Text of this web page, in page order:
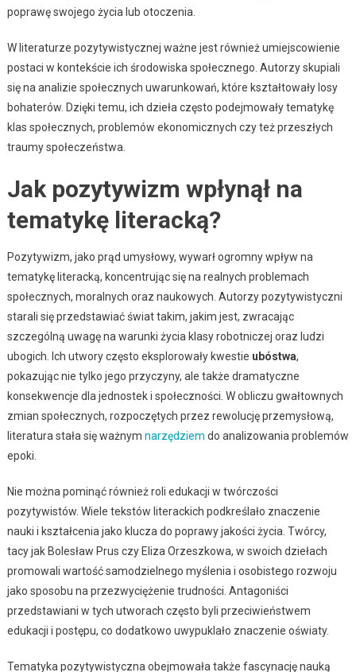
poprawę swojego życia lub otoczenia.
W literaturze pozytywistycznej ważne jest również umiejscowienie
postaci w kontekście ich środowiska społecznego. Autorzy skupiali
się na analizie społecznych uwarunkowań, które kształtowały losy
bohaterów. Dzięki temu, ich dzieła często podejmowały tematykę
klas społecznych, problemów ekonomicznych czy też przeszłych
traumy społeczeństwa.
Jak pozytywizm wpłynął na
tematykę literacką?
Pozytywizm, jako prąd umysłowy, wywarł ogromny wpływ na
tematykę literacką, koncentrując się na realnych problemach
społecznych, moralnych oraz naukowych. Autorzy pozytywistyczni
starali się przedstawiać świat takim, jakim jest, zwracając
szczególną uwagę na warunki życia klasy robotniczej oraz ludzi
ubogich. Ich utwory często eksplorowały kwestie ubóstwa,
pokazując nie tylko jego przyczyny, ale także dramatyczne
konsekwencje dla jednostek i społeczności. W obliczu gwałtownych
zmian społecznych, rozpoczętych przez rewolucję przemysłową,
literatura stała się ważnym narzędziem do analizowania problemów
epoki.
Nie można pominąć również roli edukacji w twórczości
pozytywistów. Wiele tekstów literackich podkreślało znaczenie
nauki i kształcenia jako klucza do poprawy jakości życia. Twórcy,
tacy jak Bolesław Prus czy Eliza Orzeszkowa, w swoich dziełach
promowali wartość samodzielnego myślenia i osobistego rozwoju
jako sposobu na przezwyciężenie trudności. Antagoniści
przedstawiani w tych utworach często byli przeciwieństwem
edukacji i postępu, co dodatkowo uwypuklało znaczenie oświaty.
Tematyka pozytywistyczna obejmowała także fascynację nauką